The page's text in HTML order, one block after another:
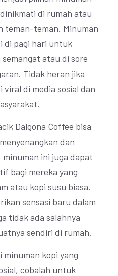
di rumah atau
teman-teman. Minuman
di pagi hari untuk
atau di sore
Tidak heran jika
viral di media sosial dan
Dalgona Coffee bisa
dan
ini juga dapat
bagi mereka yang
atau kopi susu biasa.
sensasi baru dalam
tidak ada salahnya
sendiri di rumah.
kopi yang
cobalah untuk